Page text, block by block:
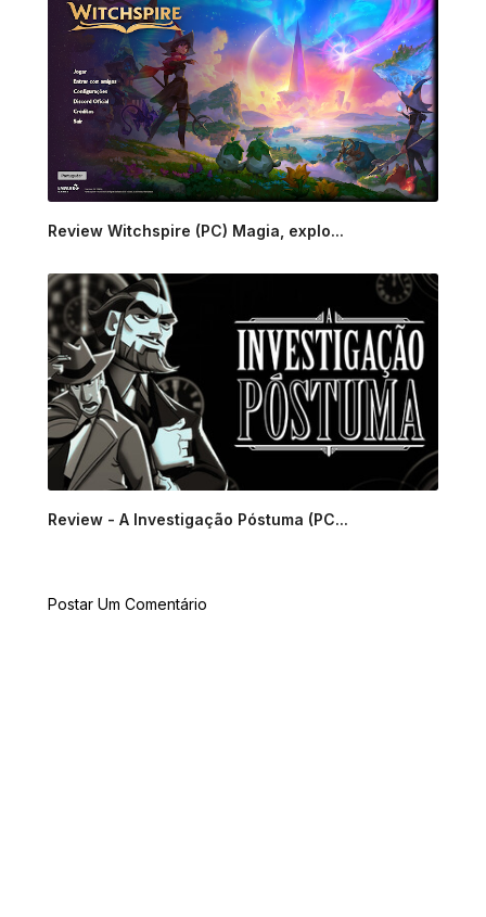
Review Witchspire (PC) Magia, explo...
Review - A Investigação Póstuma (PC...
Postar Um Comentário